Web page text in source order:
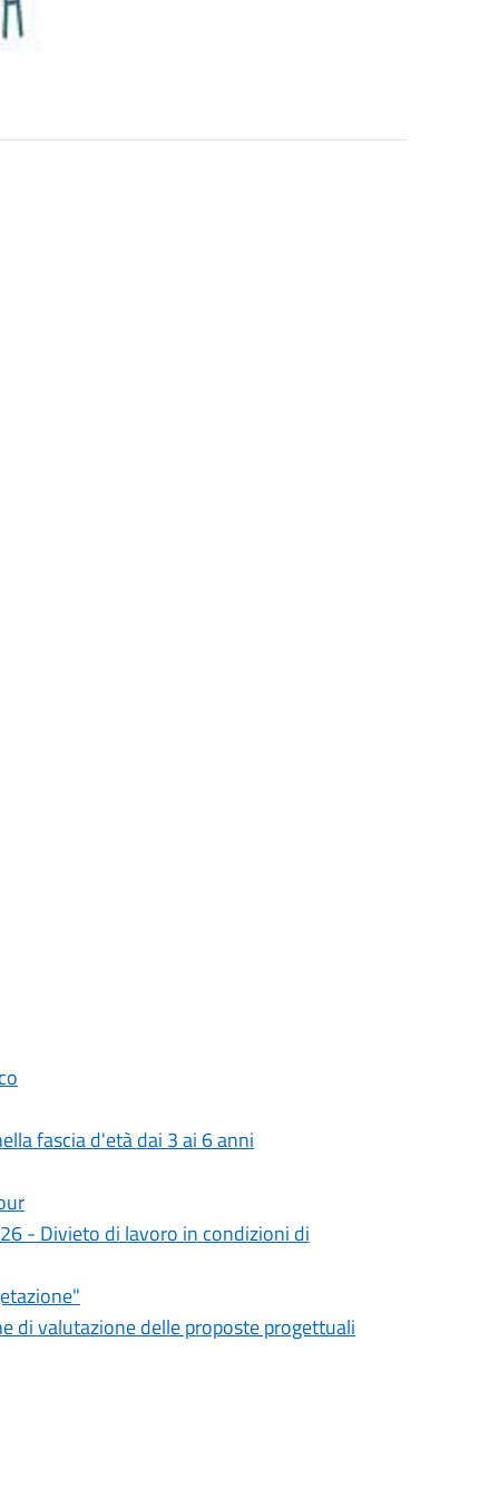
fascia d'età dai 3 ai 6 anni
- Divieto di lavoro in condizioni di
di valutazione delle proposte progettuali